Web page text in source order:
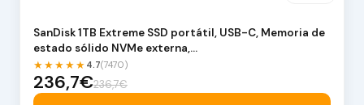
SanDisk 1TB Extreme SSD portátil, USB-C, Memoria de
estado sólido NVMe externa,…
★★★★★ 4.7(7470)
236,7€236,7€